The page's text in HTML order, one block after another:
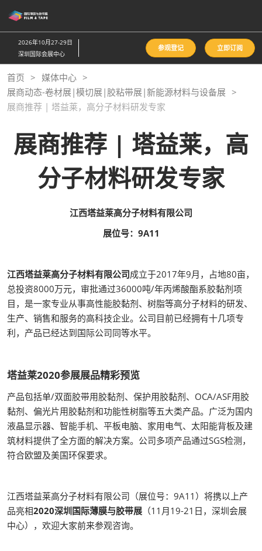
接
跳
至
内
容
2026年10月27-29日
深圳国际会展中心
参观登记 立即订阅
首页
媒体中心
展商动态-卷材展|模切展|胶粘带展|新能源材料与设备展
展商推荐 | 塔益莱，高分子材料研发专家
展商推荐 | 塔益莱，高
分子材料研发专家
江西塔益莱高分子材料有限公司
展位号：9A11
江西塔益莱高分子材料有限公司成立于2017年9月，占地80亩，
总投资8000万元，审批通过36000吨/年丙烯酸酯系胶黏剂项
目，是一家专业从事高性能胶黏剂、树脂等高分子材料的研发、
生产、销售和服务的高科技企业。公司目前已经拥有十几项专
利，产品已经达到国际公司同等水平。
塔益莱2020参展展品精彩预览
产品包括单/双面胶带用胶黏剂、保护用胶黏剂、OCA/ASF用胶
黏剂、偏光片用胶黏剂和功能性树脂等五大类产品。广泛为国内
液晶显示器、智能手机、平板电脑、家用电气、太阳能背板及建
筑材料提供了全方面的解决方案。公司多项产品通过SGS检测，
符合欧盟及美国环保要求。
江西塔益莱高分子材料有限公司（展位号：9A11）将携以上产
品亮相2020深圳国际薄膜与胶带展 （11月19-21日，深圳会展
中心），欢迎大家前来参观咨询。